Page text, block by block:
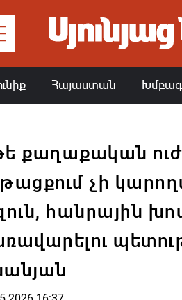
Հայաստան
քաղաքական
չի
հանրային